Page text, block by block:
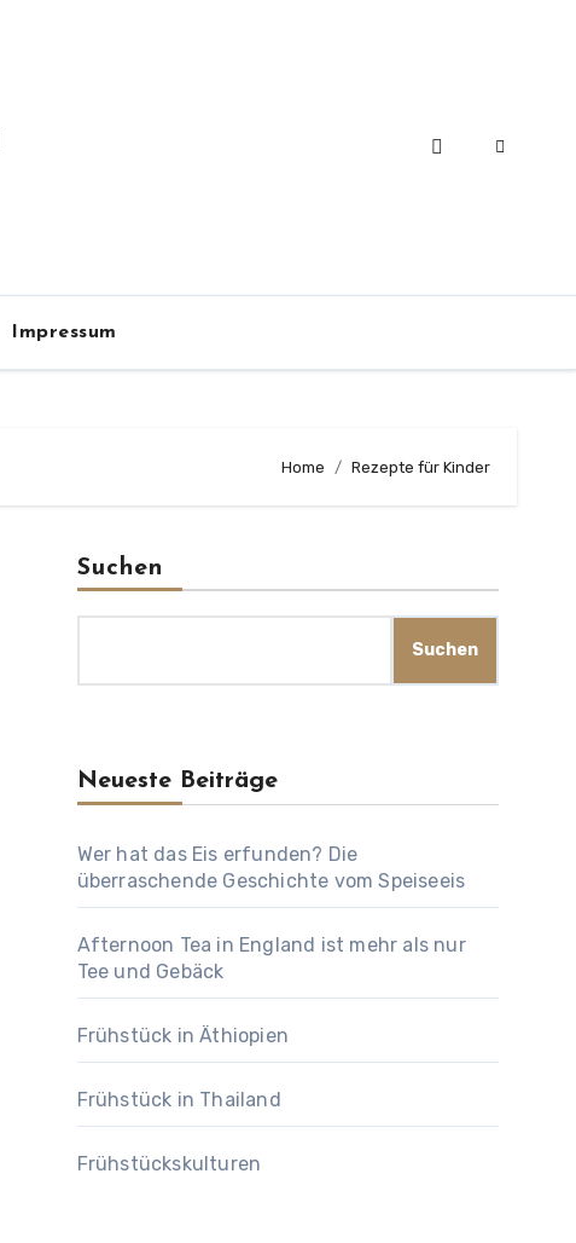
Impressum
Home Rezepte für Kinder
Suchen
Suchen
Neueste Beiträge
Wer hat das Eis erfunden? Die
überraschende Geschichte vom Speiseeis
Afternoon Tea in England ist mehr als nur
Tee und Gebäck
Frühstück in Äthiopien
Frühstück in Thailand
Frühstückskulturen